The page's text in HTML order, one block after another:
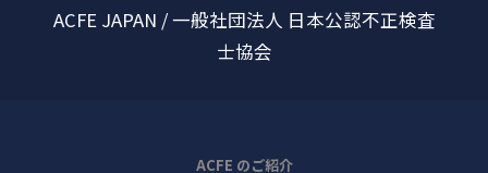
ACFE JAPAN / 一般社団法人 日本公認不正検査
士協会
ACFE のご紹介